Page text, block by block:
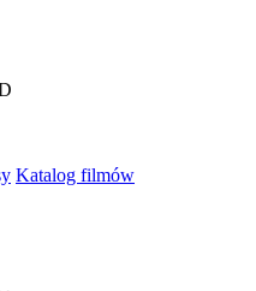
Katalog filmów